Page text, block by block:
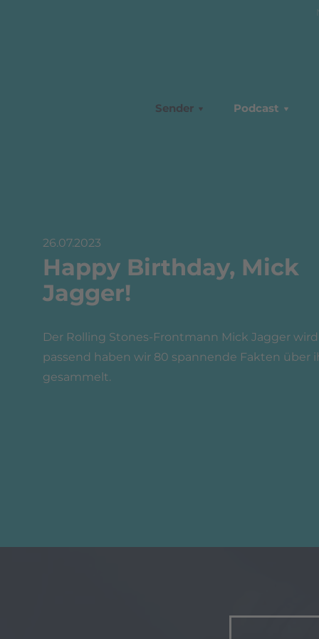
Sender Podcast
26.07.2023
Happy Birthday, Mick
Jagger!
Der Rolling Stones-Frontmann Mick Jagger
passend haben wir 80 spannende Fakten über
gesammelt.